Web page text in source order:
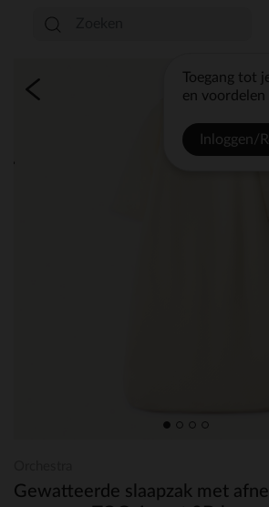
Toegang tot
en voordelen
Inloggen/
Gewatteerde slaapzak met